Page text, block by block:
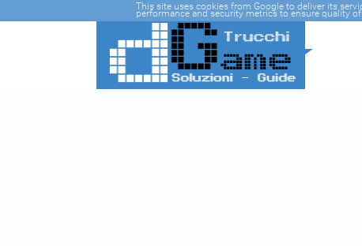
This site uses cookies from Google to deliver its
performance and security metrics to ensure quality